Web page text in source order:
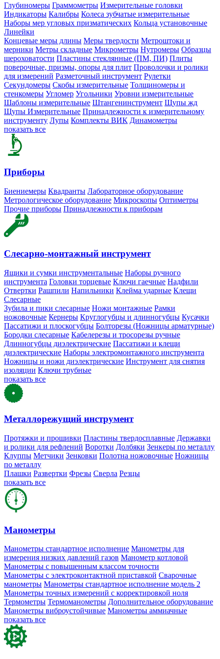
Глубиномеры Граммометры Измерительные головки
Индикаторы Калибры Колеса зубчатые измерительные
Наборы мер угловых призматических Кольца установочные
Линейки
Концевые меры длины Меры твердости Метроштоки и
мерники Метры складные Микрометры Нутромеры Образцы
шероховатости Пластины стеклянные (ПМ, ПИ) Плиты
поверочные, призмы, опоры для плит Проволочки и ролики
для измерений Разметочный инструмент Рулетки
Секундомеры Скобы измерительные Толщиномеры и
стенкомеры Угломер Угольники Уровни измерительные
Шаблоны измерительные Штангенинструмент Щупы жд
Щупы Измерительные Принадлежности к измерительному
инструменту Лупы Комплекты ВИК Динамометры
показать все
Приборы
Биениемеры Квадранты Лабораторное оборудование
Метрологическое оборудование Микроскопы Оптиметры
Прочие приборы Принадлежности к приборам
Слесарно-монтажный инструмент
Ящики и сумки инструментальные Наборы ручного
инструмента Головки торцевые Ключи гаечные Надфили
Отвертки Рашпили Напильники Клейма ударные Клещи
Слесарные
Зубила и пики слесарные Ножи монтажные Рамки
ножовочные Кернеры Круглогубцы и длинногубцы Кусачки
Пассатижи и плоскогубцы Болторезы (Ножницы арматурные)
Бородки слесарные Кабелерезы и тросорезы ручные
Длинногубцы диэлектрические Пассатижи и клещи
диэлектрические Наборы электромонтажного инструмента
Ножницы и ножи диэлектрические Инструмент для снятия
изоляции Ключи трубные
показать все
Металлорежущий инструмент
Протяжки и прошивки Пластины твердосплавные Державки
и ролики для рефлений Воротки Долбяки Зенкеры по металлу
Клуппы Метчики Зенковки Полотна ножовочные Ножницы
по металлу
Плашки Развертки Фрезы Сверла Резцы
показать все
Манометры
Манометры стандартное исполнение Манометры для
измерения низких давлений газов Манометр котловой
Манометры с повышенным классом точности
Манометры с электроконтактной приставкой Сварочные
манометры Манометры стандартное исполнение модель 2
Манометры точных измерений с корректировкой ноля
Термометры Термоманометры Дополнительное оборудование
Манометры виброустойчивые Манометры аммиачные
показать все